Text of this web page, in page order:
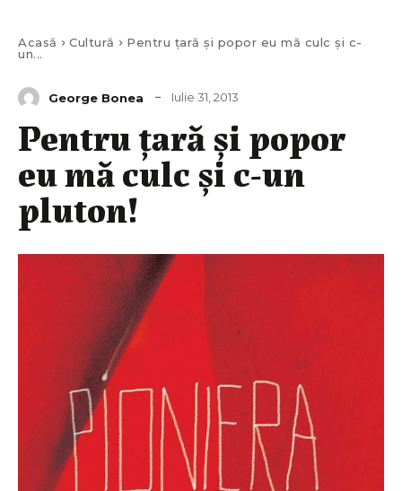
Acasă Cultură
Pentru țară și popor eu mă culc și c-
un...
George Bonea Iulie 31, 2013
Pentru țară și popor
eu mă culc și c-un
pluton!